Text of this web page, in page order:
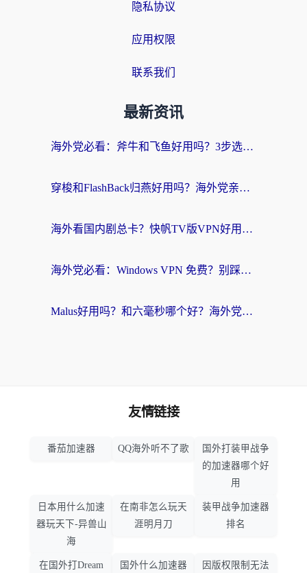
隐私协议
应用权限
联系我们
最新资讯
海外党必看：斧牛和飞鱼好用吗？3步选对回国加速器，无缝刷剧玩国服
穿梭和FlashBack归燕好用吗？海外党亲测3款热门回国加速器，教你选对不踩坑
海外看国内剧总卡？快帆TV版VPN好用吗？和快滚VPN对比哪个回国效果更好？
海外党必看：Windows VPN 免费？别踩坑！教你选对好用的国内加速器无缝回国
Malus好用吗？和六毫秒哪个好？海外党选回国加速器的避坑指南
友情链接
番茄加速器 QQ海外听不了歌
国外打装甲战争
的加速器哪个好
用
日本用什么加速
器玩天下-异兽山
海
在南非怎么玩天
涯明月刀
装甲战争加速器
排名
在国外打Dream 国外什么加速器 因版权限制无法